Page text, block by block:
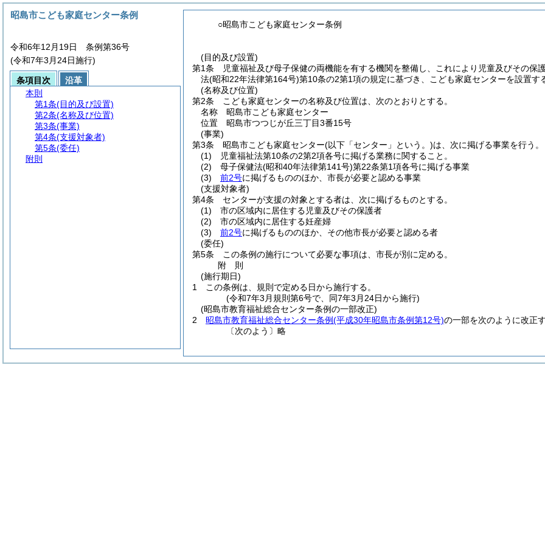
○昭島市こども家庭センター条例
(目的及び設置)
第1条
児童福祉及び母子保健の両機能を有する機関を整備し、これにより児童及びその
法(昭和22年法律第164号)第10条の2第1項の規定に基づき、こども家庭センターを設置す
(名称及び位置)
第2条
こども家庭センターの名称及び位置は、次のとおりとする。
名称 昭島市こども家庭センター
位置 昭島市つつじが丘三丁目3番15号
(事業)
第3条
昭島市こども家庭センター(以下「センター」という。)は、次に掲げる事業を行う。
(1)
児童福祉法第10条の2第2項各号に掲げる業務に関すること。
(2)
母子保健法(昭和40年法律第141号)第22条第1項各号に掲げる事業
(3)
前2号に掲げるもののほか、市長が必要と認める事業
(支援対象者)
第4条
センターが支援の対象とする者は、次に掲げるものとする。
(1)
市の区域内に居住する児童及びその保護者
(2)
市の区域内に居住する妊産婦
(3)
前2号に掲げるもののほか、その他市長が必要と認める者
(委任)
第5条
この条例の施行について必要な事項は、市長が別に定める。
附 則
(施行期日)
1
この条例は、規則で定める日から施行する。
(令和7年3月規則第6号で、同7年3月24日から施行)
(昭島市教育福祉総合センター条例の一部改正)
2
昭島市教育福祉総合センター条例(平成30年昭島市条例第12号)の一部を次のように改正
〔次のよう〕略
昭島市こども家庭センター条例
令和6年12月19日 条例第36号
(令和7年3月24日施行)
条項目次
沿革
本則
第1条(目的及び設置)
第2条(名称及び位置)
第3条(事業)
第4条(支援対象者)
第5条(委任)
附則